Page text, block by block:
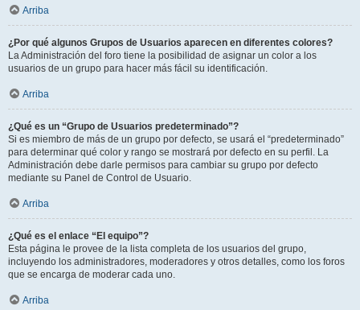
Arriba
¿Por qué algunos Grupos de Usuarios aparecen en diferentes colores?
La Administración del foro tiene la posibilidad de asignar un color a los
usuarios de un grupo para hacer más fácil su identificación.
Arriba
¿Qué es un “Grupo de Usuarios predeterminado”?
Si es miembro de más de un grupo por defecto, se usará el “predeterminado”
para determinar qué color y rango se mostrará por defecto en su perfil. La
Administración debe darle permisos para cambiar su grupo por defecto
mediante su Panel de Control de Usuario.
Arriba
¿Qué es el enlace “El equipo”?
Esta página le provee de la lista completa de los usuarios del grupo,
incluyendo los administradores, moderadores y otros detalles, como los foros
que se encarga de moderar cada uno.
Arriba